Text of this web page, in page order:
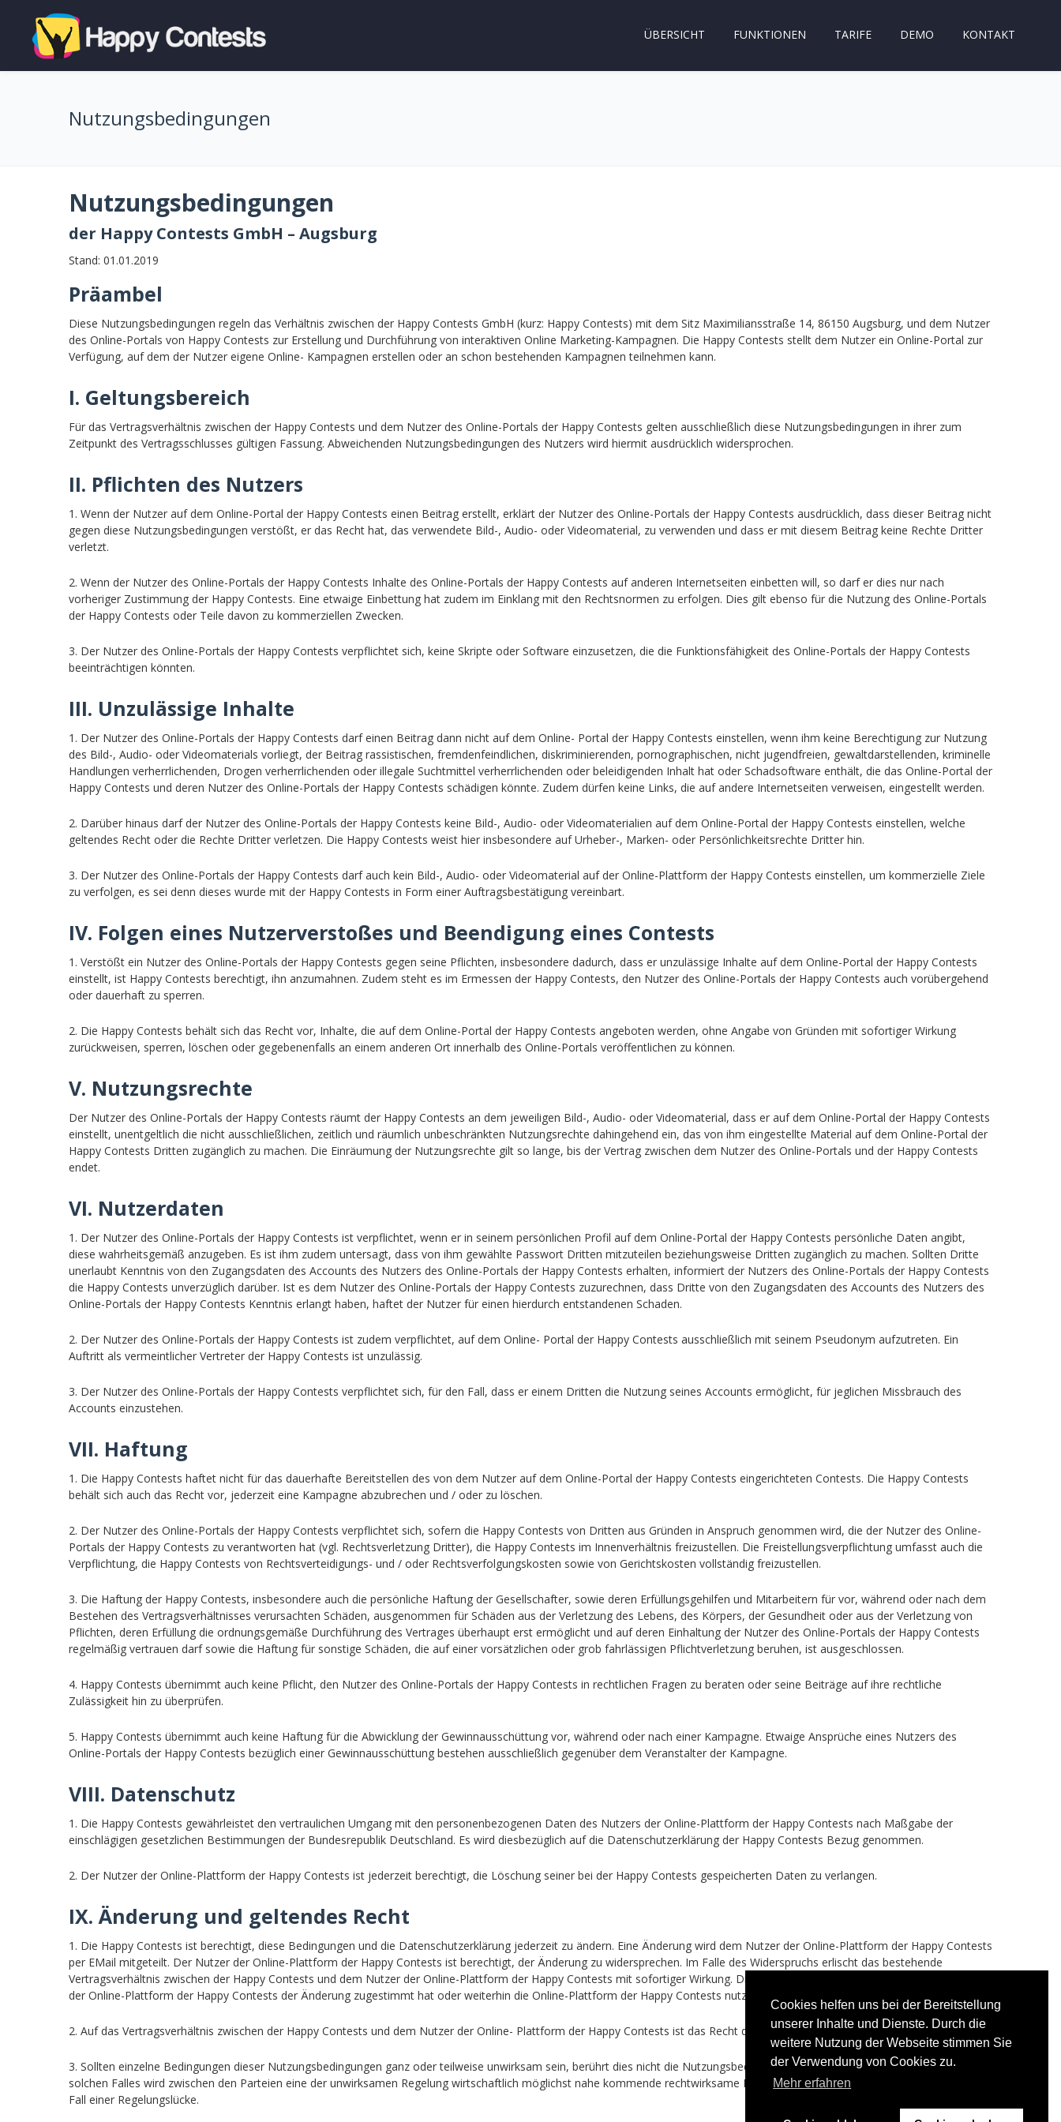
Cookies helfen uns bei der Bereitstellung
unserer Inhalte und Dienste. Durch die
weitere Nutzung der Webseite stimmen Sie
der Verwendung von Cookies zu.
Mehr erfahren
ÜBERSICHT FUNKTIONEN TARIFE DEMO KONTAKT
Nutzungsbedingungen
Nutzungsbedingungen
der Happy Contests GmbH – Augsburg
Stand: 01.01.2019
Präambel
Diese Nutzungsbedingungen regeln das Verhältnis zwischen der Happy Contests GmbH (kurz: Happy Contests) mit dem Sitz Maximiliansstraße 14, 86150 Augsburg, und dem Nutzer
des Online-Portals von Happy Contests zur Erstellung und Durchführung von interaktiven Online Marketing-Kampagnen. Die Happy Contests stellt dem Nutzer ein Online-Portal zur
Verfügung, auf dem der Nutzer eigene Online- Kampagnen erstellen oder an schon bestehenden Kampagnen teilnehmen kann.
I. Geltungsbereich
Für das Vertragsverhältnis zwischen der Happy Contests und dem Nutzer des Online-Portals der Happy Contests gelten ausschließlich diese Nutzungsbedingungen in ihrer zum
Zeitpunkt des Vertragsschlusses gültigen Fassung. Abweichenden Nutzungsbedingungen des Nutzers wird hiermit ausdrücklich widersprochen.
II. Pflichten des Nutzers
1. Wenn der Nutzer auf dem Online-Portal der Happy Contests einen Beitrag erstellt, erklärt der Nutzer des Online-Portals der Happy Contests ausdrücklich, dass dieser Beitrag nicht
gegen diese Nutzungsbedingungen verstößt, er das Recht hat, das verwendete Bild-, Audio- oder Videomaterial, zu verwenden und dass er mit diesem Beitrag keine Rechte Dritter
verletzt.
2. Wenn der Nutzer des Online-Portals der Happy Contests Inhalte des Online-Portals der Happy Contests auf anderen Internetseiten einbetten will, so darf er dies nur nach
vorheriger Zustimmung der Happy Contests. Eine etwaige Einbettung hat zudem im Einklang mit den Rechtsnormen zu erfolgen. Dies gilt ebenso für die Nutzung des Online-Portals
der Happy Contests oder Teile davon zu kommerziellen Zwecken.
3. Der Nutzer des Online-Portals der Happy Contests verpflichtet sich, keine Skripte oder Software einzusetzen, die die Funktionsfähigkeit des Online-Portals der Happy Contests
beeinträchtigen könnten.
III. Unzulässige Inhalte
1. Der Nutzer des Online-Portals der Happy Contests darf einen Beitrag dann nicht auf dem Online- Portal der Happy Contests einstellen, wenn ihm keine Berechtigung zur Nutzung
des Bild-, Audio- oder Videomaterials vorliegt, der Beitrag rassistischen, fremdenfeindlichen, diskriminierenden, pornographischen, nicht jugendfreien, gewaltdarstellenden, kriminelle
Handlungen verherrlichenden, Drogen verherrlichenden oder illegale Suchtmittel verherrlichenden oder beleidigenden Inhalt hat oder Schadsoftware enthält, die das Online-Portal der
Happy Contests und deren Nutzer des Online-Portals der Happy Contests schädigen könnte. Zudem dürfen keine Links, die auf andere Internetseiten verweisen, eingestellt werden.
2. Darüber hinaus darf der Nutzer des Online-Portals der Happy Contests keine Bild-, Audio- oder Videomaterialien auf dem Online-Portal der Happy Contests einstellen, welche
geltendes Recht oder die Rechte Dritter verletzen. Die Happy Contests weist hier insbesondere auf Urheber-, Marken- oder Persönlichkeitsrechte Dritter hin.
3. Der Nutzer des Online-Portals der Happy Contests darf auch kein Bild-, Audio- oder Videomaterial auf der Online-Plattform der Happy Contests einstellen, um kommerzielle Ziele
zu verfolgen, es sei denn dieses wurde mit der Happy Contests in Form einer Auftragsbestätigung vereinbart.
IV. Folgen eines Nutzerverstoßes und Beendigung eines Contests
1. Verstößt ein Nutzer des Online-Portals der Happy Contests gegen seine Pflichten, insbesondere dadurch, dass er unzulässige Inhalte auf dem Online-Portal der Happy Contests
einstellt, ist Happy Contests berechtigt, ihn anzumahnen. Zudem steht es im Ermessen der Happy Contests, den Nutzer des Online-Portals der Happy Contests auch vorübergehend
oder dauerhaft zu sperren.
2. Die Happy Contests behält sich das Recht vor, Inhalte, die auf dem Online-Portal der Happy Contests angeboten werden, ohne Angabe von Gründen mit sofortiger Wirkung
zurückweisen, sperren, löschen oder gegebenenfalls an einem anderen Ort innerhalb des Online-Portals veröffentlichen zu können.
V. Nutzungsrechte
Der Nutzer des Online-Portals der Happy Contests räumt der Happy Contests an dem jeweiligen Bild-, Audio- oder Videomaterial, dass er auf dem Online-Portal der Happy Contests
einstellt, unentgeltlich die nicht ausschließlichen, zeitlich und räumlich unbeschränkten Nutzungsrechte dahingehend ein, das von ihm eingestellte Material auf dem Online-Portal der
Happy Contests Dritten zugänglich zu machen. Die Einräumung der Nutzungsrechte gilt so lange, bis der Vertrag zwischen dem Nutzer des Online-Portals und der Happy Contests
endet.
VI. Nutzerdaten
1. Der Nutzer des Online-Portals der Happy Contests ist verpflichtet, wenn er in seinem persönlichen Profil auf dem Online-Portal der Happy Contests persönliche Daten angibt,
diese wahrheitsgemäß anzugeben. Es ist ihm zudem untersagt, dass von ihm gewählte Passwort Dritten mitzuteilen beziehungsweise Dritten zugänglich zu machen. Sollten Dritte
unerlaubt Kenntnis von den Zugangsdaten des Accounts des Nutzers des Online-Portals der Happy Contests erhalten, informiert der Nutzers des Online-Portals der Happy Contests
die Happy Contests unverzüglich darüber. Ist es dem Nutzer des Online-Portals der Happy Contests zuzurechnen, dass Dritte von den Zugangsdaten des Accounts des Nutzers des
Online-Portals der Happy Contests Kenntnis erlangt haben, haftet der Nutzer für einen hierdurch entstandenen Schaden.
2. Der Nutzer des Online-Portals der Happy Contests ist zudem verpflichtet, auf dem Online- Portal der Happy Contests ausschließlich mit seinem Pseudonym aufzutreten. Ein
Auftritt als vermeintlicher Vertreter der Happy Contests ist unzulässig.
3. Der Nutzer des Online-Portals der Happy Contests verpflichtet sich, für den Fall, dass er einem Dritten die Nutzung seines Accounts ermöglicht, für jeglichen Missbrauch des
Accounts einzustehen.
VII. Haftung
1. Die Happy Contests haftet nicht für das dauerhafte Bereitstellen des von dem Nutzer auf dem Online-Portal der Happy Contests eingerichteten Contests. Die Happy Contests
behält sich auch das Recht vor, jederzeit eine Kampagne abzubrechen und / oder zu löschen.
2. Der Nutzer des Online-Portals der Happy Contests verpflichtet sich, sofern die Happy Contests von Dritten aus Gründen in Anspruch genommen wird, die der Nutzer des Online-
Portals der Happy Contests zu verantworten hat (vgl. Rechtsverletzung Dritter), die Happy Contests im Innenverhältnis freizustellen. Die Freistellungsverpflichtung umfasst auch die
Verpflichtung, die Happy Contests von Rechtsverteidigungs- und / oder Rechtsverfolgungskosten sowie von Gerichtskosten vollständig freizustellen.
3. Die Haftung der Happy Contests, insbesondere auch die persönliche Haftung der Gesellschafter, sowie deren Erfüllungsgehilfen und Mitarbeitern für vor, während oder nach dem
Bestehen des Vertragsverhältnisses verursachten Schäden, ausgenommen für Schäden aus der Verletzung des Lebens, des Körpers, der Gesundheit oder aus der Verletzung von
Pflichten, deren Erfüllung die ordnungsgemäße Durchführung des Vertrages überhaupt erst ermöglicht und auf deren Einhaltung der Nutzer des Online-Portals der Happy Contests
regelmäßig vertrauen darf sowie die Haftung für sonstige Schäden, die auf einer vorsätzlichen oder grob fahrlässigen Pflichtverletzung beruhen, ist ausgeschlossen.
4. Happy Contests übernimmt auch keine Pflicht, den Nutzer des Online-Portals der Happy Contests in rechtlichen Fragen zu beraten oder seine Beiträge auf ihre rechtliche
Zulässigkeit hin zu überprüfen.
5. Happy Contests übernimmt auch keine Haftung für die Abwicklung der Gewinnausschüttung vor, während oder nach einer Kampagne. Etwaige Ansprüche eines Nutzers des
Online-Portals der Happy Contests bezüglich einer Gewinnausschüttung bestehen ausschließlich gegenüber dem Veranstalter der Kampagne.
VIII. Datenschutz
1. Die Happy Contests gewährleistet den vertraulichen Umgang mit den personenbezogenen Daten des Nutzers der Online-Plattform der Happy Contests nach Maßgabe der
einschlägigen gesetzlichen Bestimmungen der Bundesrepublik Deutschland. Es wird diesbezüglich auf die Datenschutzerklärung der Happy Contests Bezug genommen.
2. Der Nutzer der Online-Plattform der Happy Contests ist jederzeit berechtigt, die Löschung seiner bei der Happy Contests gespeicherten Daten zu verlangen.
IX. Änderung und geltendes Recht
1. Die Happy Contests ist berechtigt, diese Bedingungen und die Datenschutzerklärung jederzeit zu ändern. Eine Änderung wird dem Nutzer der Online-Plattform der Happy Contests
per EMail mitgeteilt. Der Nutzer der Online-Plattform der Happy Contests ist berechtigt, der Änderung zu widersprechen. Im Falle des Widerspruchs erlischt das bestehende
Vertragsverhältnis zwischen der Happy Contests und dem Nutzer der Online-Plattform der Happy Contests mit sofortiger Wirkung. Die Änderung gilt als anerkannt, wenn der Nutzer
der Online-Plattform der Happy Contests der Änderung zugestimmt hat oder weiterhin die Online-Plattform der Happy Contests nutzt.
2. Auf das Vertragsverhältnis zwischen der Happy Contests und dem Nutzer der Online- Plattform der Happy Contests ist das Recht der Bundesrepublik Deutschland anzuwenden.
3. Sollten einzelne Bedingungen dieser Nutzungsbedingungen ganz oder teilweise unwirksam sein, berührt dies nicht die Nutzungsbedingungen im Übrigen. Beim Eintritt eines
solchen Falles wird zwischen den Parteien eine der unwirksamen Regelung wirtschaftlich möglichst nahe kommende rechtwirksame Ersatzregelung getroffen. Selbiges gilt für den
Fall einer Regelungslücke.